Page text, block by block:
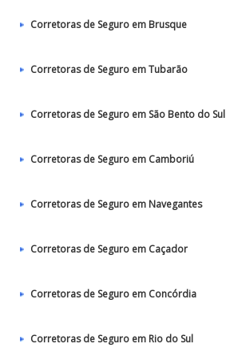
Corretoras de Seguro em Brusque
Corretoras de Seguro em Tubarão
Corretoras de Seguro em São Bento do Sul
Corretoras de Seguro em Camboriú
Corretoras de Seguro em Navegantes
Corretoras de Seguro em Caçador
Corretoras de Seguro em Concórdia
Corretoras de Seguro em Rio do Sul